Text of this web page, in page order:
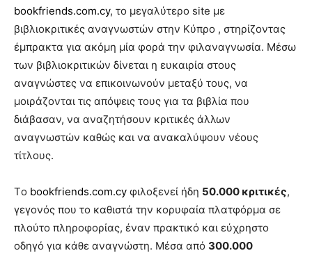
bookfriends.com.cy, το μεγαλύτερο site με
βιβλιοκριτικές αναγνωστών στην Κύπρο , στηρίζοντας
έμπρακτα για ακόμη μία φορά την φιλαναγνωσία. Μέσω
των βιβλιοκριτικών δίνεται η ευκαιρία στους
αναγνώστες να επικοινωνούν μεταξύ τους, να
μοιράζονται τις απόψεις τους για τα βιβλία που
διάβασαν, να αναζητήσουν κριτικές άλλων
αναγνωστών καθώς και να ανακαλύψουν νέους
τίτλους.
Τo bookfriends.com.cy φιλοξενεί ήδη 50.000 κριτικές,
γεγονός που το καθιστά την κορυφαία πλατφόρμα σε
πλούτο πληροφορίας, έναν πρακτικό και εύχρηστο
οδηγό για κάθε αναγνώστη. Μέσα από 300.000